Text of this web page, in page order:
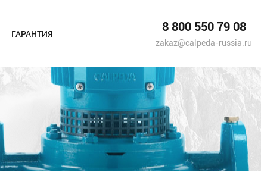
ГАРАНТИЯ 8 800 550 79 08
zakaz@calpeda-russia.ru